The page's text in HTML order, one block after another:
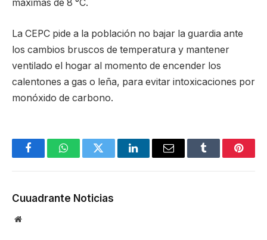
máximas de 8 °C.
La CEPC pide a la población no bajar la guardia ante
los cambios bruscos de temperatura y mantener
ventilado el hogar al momento de encender los
calentones a gas o leña, para evitar intoxicaciones por
monóxido de carbono.
FacebookWhatsAppTwitter LinkedInEmail Tumblr
Cuuadrante Noticias
Website